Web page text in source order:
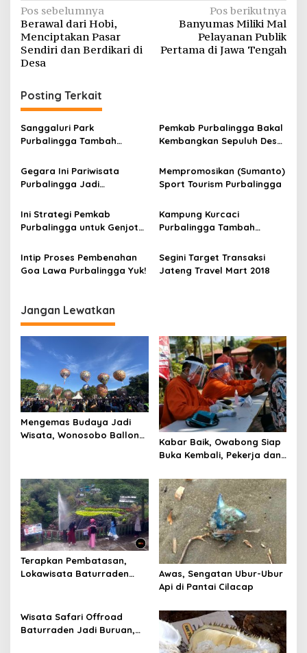
Navigasi
pos
Pos sebelumnya
Berawal dari Hobi,
Menciptakan Pasar
Sendiri dan Berdikari di
Desa
Pos berikutnya
Banyumas Miliki Mal
Pelayanan Publik
Pertama di Jawa Tengah
Posting Terkait
Sanggaluri Park
Purbalingga Tambah
Bocorannya
Pemkab Purbalingga Bakal
Kembangkan Sepuluh Desa
Gegara Ini Pariwisata
Purbalingga Jadi
Mempromosikan (Sumanto)
Sport Tourism Purbalingga
Ini Strategi Pemkab
Purbalingga untuk Genjot
Kampung Kurcaci
Purbalingga Tambah
Ya?
Intip Proses Pembenahan
Goa Lawa Purbalingga Yuk!
Segini Target Transaksi
Jateng Travel Mart 2018
Jangan Lewatkan
Mengemas Budaya Jadi
Wisata, Wonosobo Ballon
Kabar Baik, Owabong Siap
Buka Kembali, Pekerja dan
Terapkan Pembatasan,
Lokawisata Baturraden
Awas, Sengatan Ubur-Ubur
Api di Pantai Cilacap
Wisata Safari Offroad
Baturraden Jadi Buruan,